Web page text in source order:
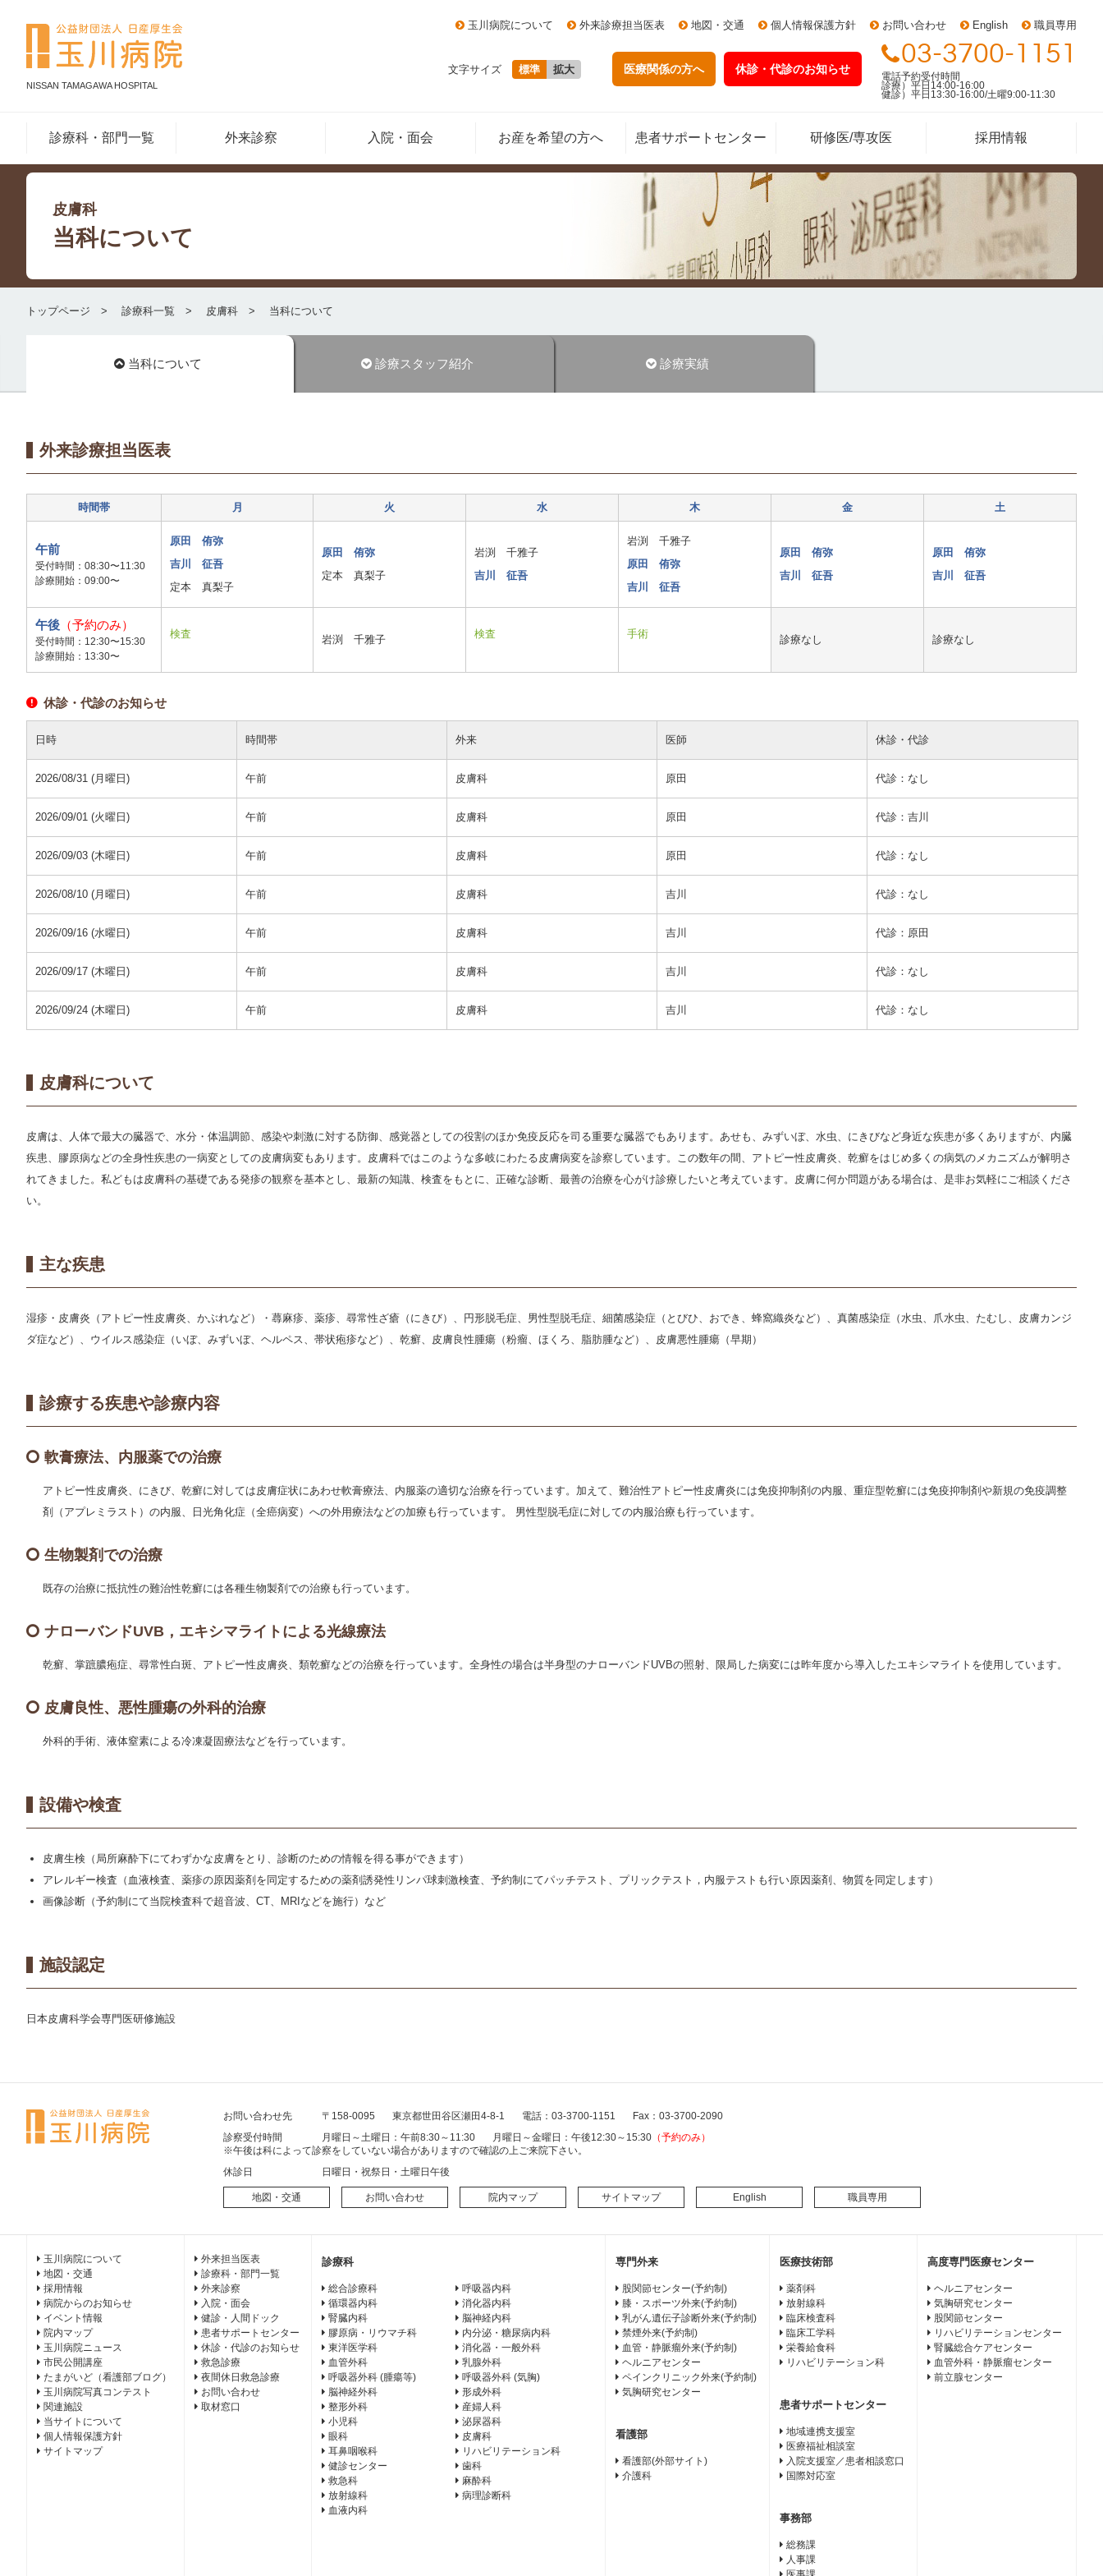
玉川病院について 外来診療担当医表 地図・交通 個人情報保護方針 お問い合わせ English 職員専用
文字サイズ 標準 拡大 医療関係の方へ 休診・代診のお知らせ 03-3700-1151
電話予約受付時間
診療）平日14:00-16:00
健診）平日13:30-16:00/土曜9:00-11:30
NISSAN TAMAGAWA HOSPITAL
診療科・部門一覧 外来診察 入院・面会 お産を希望の方へ 患者サポートセンター 研修医/専攻医 採用情報
皮膚科
当科について
トップページ 診療科一覧 皮膚科 当科について
当科について 診療スタッフ紹介 診療実績
外来診療担当医表
時間帯 月 火 水 木 金 土
午前
受付時間：08:30〜11:30
診療開始：09:00〜
原田 侑弥
吉川 征吾
定本 真梨子
原田 侑弥
定本 真梨子
岩渕 千雅子
吉川 征吾
岩渕 千雅子
原田 侑弥
吉川 征吾
原田 侑弥
吉川 征吾
原田 侑弥
吉川 征吾
午後 （予約のみ）
受付時間：12:30〜15:30
診療開始：13:30〜
検査 岩渕 千雅子 検査 手術 診療なし 診療なし
休診・代診のお知らせ
日時
2026/08/31 (月曜日)
時間帯
午前
外来
皮膚科
医師
原田
休診・代診
代診：なし
2026/09/01 (火曜日) 午前 皮膚科 原田 代診：吉川
2026/09/03 (木曜日) 午前 皮膚科 原田 代診：なし
2026/08/10 (月曜日) 午前 皮膚科 吉川 代診：なし
2026/09/16 (水曜日) 午前 皮膚科 吉川 代診：原田
2026/09/17 (木曜日) 午前 皮膚科 吉川 代診：なし
2026/09/24 (木曜日) 午前 皮膚科 吉川 代診：なし
皮膚科について
皮膚は、人体で最大の臓器で、水分・体温調節、感染や刺激に対する防御、感覚器としての役割のほか免疫反応を司る重要な臓器でもあります。あせも、みずいぼ、水虫、にきびなど身近な疾患が多くありますが、内臓
疾患、膠原病などの全身性疾患の一病変としての皮膚病変もあります。皮膚科ではこのような多岐にわたる皮膚病変を診察しています。この数年の間、アトピー性皮膚炎、乾癬をはじめ多くの病気のメカニズムが解明さ
れてきました。私どもは皮膚科の基礎である発疹の観察を基本とし、最新の知識、検査をもとに、正確な診断、最善の治療を心がけ診療したいと考えています。皮膚に何か問題がある場合は、是非お気軽にご相談くださ
い。
主な疾患
湿疹・皮膚炎（アトピー性皮膚炎、かぶれなど）・蕁麻疹、薬疹、尋常性ざ瘡（にきび）、円形脱毛症、男性型脱毛症、細菌感染症（とびひ、おでき、蜂窩織炎など）、真菌感染症（水虫、爪水虫、たむし、皮膚カンジ
ダ症など）、ウイルス感染症（いぼ、みずいぼ、ヘルペス、帯状疱疹など）、乾癬、皮膚良性腫瘍（粉瘤、ほくろ、脂肪腫など）、皮膚悪性腫瘍（早期）
診療する疾患や診療内容
軟膏療法、内服薬での治療
アトピー性皮膚炎、にきび、乾癬に対しては皮膚症状にあわせ軟膏療法、内服薬の適切な治療を行っています。加えて、難治性アトピー性皮膚炎には免疫抑制剤の内服、重症型乾癬には免疫抑制剤や新規の免疫調整
剤（アプレミラスト）の内服、日光角化症（全癌病変）への外用療法などの加療も行っています。 男性型脱毛症に対しての内服治療も行っています。
生物製剤での治療
既存の治療に抵抗性の難治性乾癬には各種生物製剤での治療も行っています。
ナローバンドUVB，エキシマライトによる光線療法
乾癬、掌蹠膿疱症、尋常性白斑、アトピー性皮膚炎、類乾癬などの治療を行っています。全身性の場合は半身型のナローバンドUVBの照射、限局した病変には昨年度から導入したエキシマライトを使用しています。
皮膚良性、悪性腫瘍の外科的治療
外科的手術、液体窒素による冷凍凝固療法などを行っています。
設備や検査
皮膚生検（局所麻酔下にてわずかな皮膚をとり、診断のための情報を得る事ができます）
アレルギー検査（血液検査、薬疹の原因薬剤を同定するための薬剤誘発性リンパ球刺激検査、予約制にてパッチテスト、プリックテスト，内服テストも行い原因薬剤、物質を同定します）
画像診断（予約制にて当院検査科で超音波、CT、MRIなどを施行）など
施設認定
日本皮膚科学会専門医研修施設
お問い合わせ先 〒158-0095 東京都世田谷区瀬田4-8-1 電話：03-3700-1151
Fax：03-3700-2090
診察受付時間
月曜日～土曜日：午前8:30～11:30 月曜日～金曜日：午後12:30～15:30 （予約のみ）
※午後は科によって診察をしていない場合がありますので確認の上ご来院下さい。
休診日
日曜日・祝祭日・土曜日午後
地図・交通 お問い合わせ 院内マップ サイトマップ English 職員専用
玉川病院について
地図・交通
採用情報
病院からのお知らせ
イベント情報
院内マップ
玉川病院ニュース
市民公開講座
たまがいど（看護部ブログ）
玉川病院写真コンテスト
関連施設
当サイトについて
個人情報保護方針
サイトマップ
外来担当医表
診療科・部門一覧
外来診察
入院・面会
健診・人間ドック
患者サポートセンター
休診・代診のお知らせ
救急診療
夜間休日救急診療
お問い合わせ
取材窓口
診療科
総合診療科
呼吸器内科
循環器内科
消化器内科
腎臓内科
脳神経内科
膠原病・リウマチ科
内分泌・糖尿病内科
東洋医学科
消化器・一般外科
血管外科
乳腺外科
呼吸器外科 (腫瘍等)
呼吸器外科 (気胸)
脳神経外科
形成外科
整形外科
産婦人科
小児科
泌尿器科
眼科
皮膚科
耳鼻咽喉科
リハビリテーション科
健診センター
歯科
救急科
麻酔科
放射線科
病理診断科
血液内科
専門外来
股関節センター(予約制)
膝・スポーツ外来(予約制)
乳がん遺伝子診断外来(予約制)
禁煙外来(予約制)
血管・静脈瘤外来(予約制)
ヘルニアセンター
ペインクリニック外来(予約制)
気胸研究センター
看護部
看護部(外部サイト)
介護科
医療技術部
薬剤科
放射線科
臨床検査科
臨床工学科
栄養給食科
リハビリテーション科
患者サポートセンター
地域連携支援室
医療福祉相談室
入院支援室／患者相談窓口
国際対応室
事務部
総務課
人事課
高度専門医療センター
ヘルニアセンター
気胸研究センター
股関節センター
リハビリテーションセンター
腎臓総合ケアセンター
血管外科・静脈瘤センター
前立腺センター